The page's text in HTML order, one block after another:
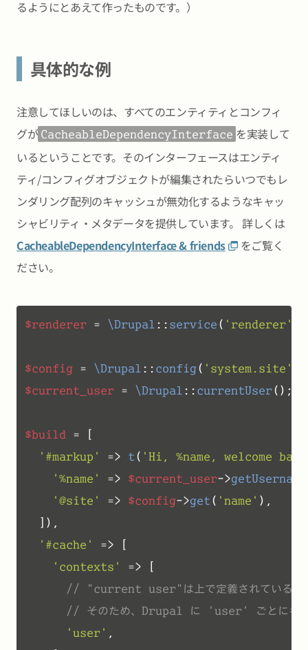
るようにとあえて作ったものです。）
具体的な例
注意してほしいのは、すべてのエンティティとコンフィ
グが CacheableDependencyInterface を実装して
いるということです。そのインターフェースはエンティ
ティ/コンフィグオブジェクトが編集されたらいつでもレ
ンダリング配列のキャッシュが無効化するようなキャッ
シャビリティ・メタデータを提供しています。 詳しくは
CacheableDependencyInterface & friends
をご覧く
ださい。
$renderer = \Drupal :: service ( 'renderer'
$config = \Drupal :: config ( 'system.site'
$current_user = \Drupal :: currentUser ();
$build = [
'#markup'
=> t ( 'Hi, %name, welcome
'%name'
=> $current_user->getUsername
'@site'
=> $config->get ( 'name' ),
  ]),
'#cache'
=> [
'contexts'
=> [
// "current user"は上で定義されているよ
// そのため、Drupal に 'user' ごとにキャッ
'user' ,